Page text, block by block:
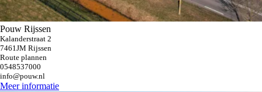
Pouw Rijssen
Kalanderstraat 2
7461JM Rijssen
Route plannen
0548537000
info@pouw.nl
Meer informatie